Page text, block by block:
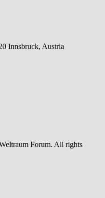
Innsbruck, Austria
Forum. All rights